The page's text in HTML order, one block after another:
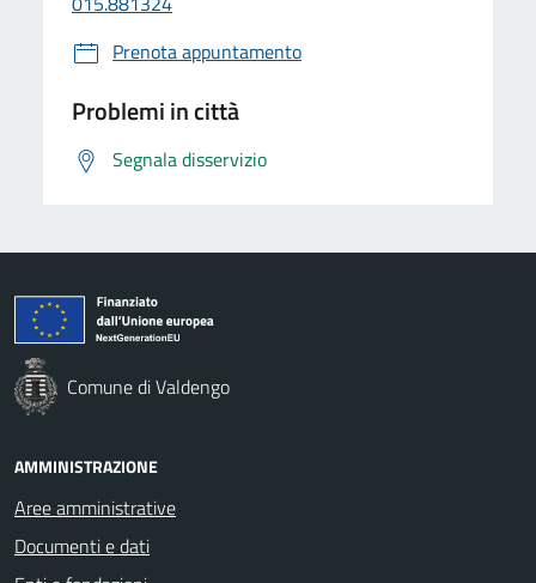
Prenota appuntamento
Problemi in città
Segnala disservizio
Comune di Valdengo
AMMINISTRAZIONE
Aree amministrative
Documenti e dati